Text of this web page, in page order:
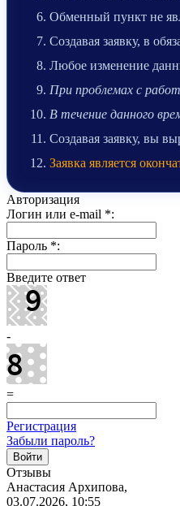
Обменный пункт не
Создавая заявку, в
Любое изменение
При проблемах с
В течение данного
Создавая заявку, вы
Заявка является
Авторизация
Логин или e-mail *:
Пароль *:
Введите ответ
-
=
Регистрация
Забыли пароль?
Отзывы
Анастасия Архипова,
03.07.2026, 10:55